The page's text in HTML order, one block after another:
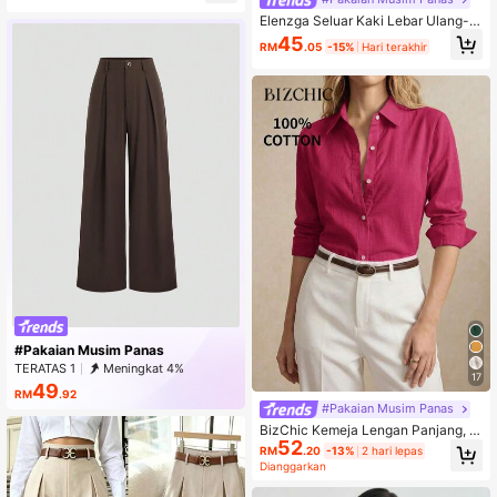
#Pakaian Musim Panas
TERATAS 1 Meningkat 4%
RM49.92
Elenzga Seluar Kaki Lebar Ulang-Al
ik Fesyen Wanita
RM45.05 -15% Hari terakhir
17
#Pakaian Musim Panas
BizChic Kemeja Lengan Panjang, F
ormal Perniagaan, Gaya Percutian,
Longgar, Ulang-alik, Temujanji, Hari
an, Percutian, Halloween, Kembali
ke Sekolah, Parti, Hari Lahir, Musim
RM52.20 -13% 2 hari lepas
Dianggarkan